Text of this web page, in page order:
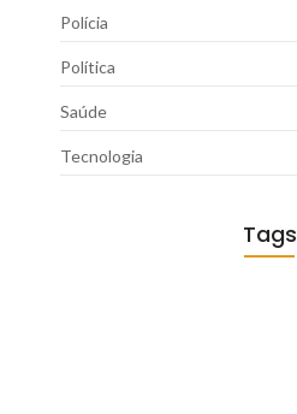
Polícia
Política
Saúde
Tecnologia
Tags